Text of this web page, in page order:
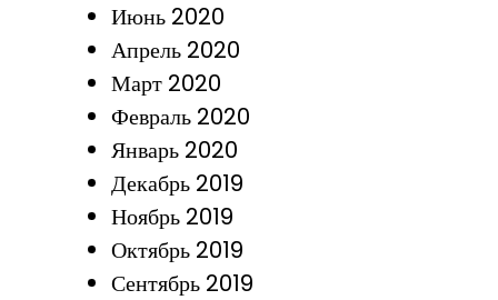
Июнь 2020
Апрель 2020
Март 2020
Февраль 2020
Январь 2020
Декабрь 2019
Ноябрь 2019
Октябрь 2019
Сентябрь 2019